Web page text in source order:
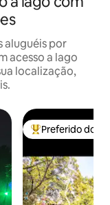
aluguéis por
acesso a lago
localização,
Entre os
Preferido dos